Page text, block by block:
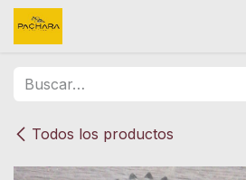
Ir al contenido
Todos los productos